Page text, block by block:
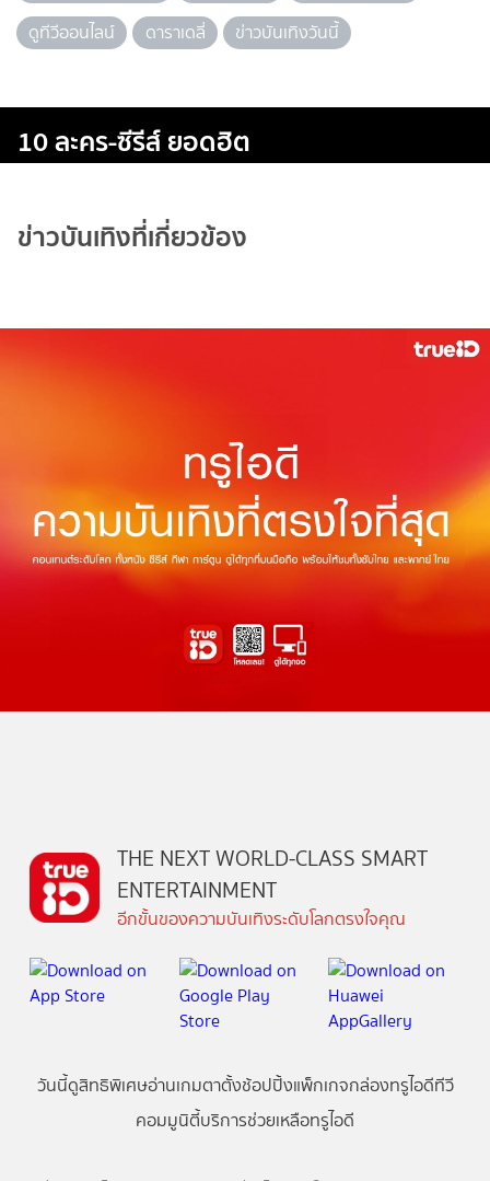
ดูทีวีออนไลน์
ดาราเดลี่ ข่าวบันเทิงวันนี้
10 ละคร-ซีรีส์ ยอดฮิต
ข่าวบันเทิงที่เกี่ยวข้อง
THE NEXT WORLD-CLASS SMART
ENTERTAINMENT
อีกขั้นของความบันเทิงระดับโลกตรงใจคุณ
วันนี้ดูสิทธิพิเศษอ่านเกมตาตั้งช้อปปิ้งแพ็กเกจกล่องทรูไอดีทีวี
คอมมูนิตี้บริการช่วยเหลือทรูไอดี